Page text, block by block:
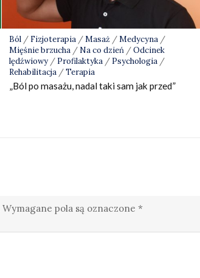
Ból/ Fizjoterapia/Masaż /Medycyna/
Mięśnie brzucha/ Na co dzień/Odcinek
lędźwiowy/ Profilaktyka/ Psychologia/
Rehabilitacja/Terapia
„Ból po masażu, nadal taki sam jak przed”
Wymagane pola są oznaczone *